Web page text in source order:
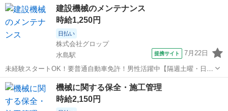
建設機械のメンテナンス
時給1,250円
日払い
株式会社グロップ
水島駅
提携サイト 7月22日
未経験スタートOK！要普通自動車免許！男性活躍中【隔週土曜・日祝
休み／駐車場無料】 ＼猛暑対策実施中／ 涼しい自宅からスマホで
『WEB登録』OK！ 当社では【WEB面談（カジュアル登録）】を 導入
しています。 履歴書も...
岡山 倉敷市 水島駅 その他
機械に関する保全・施工管理
時給2,150円